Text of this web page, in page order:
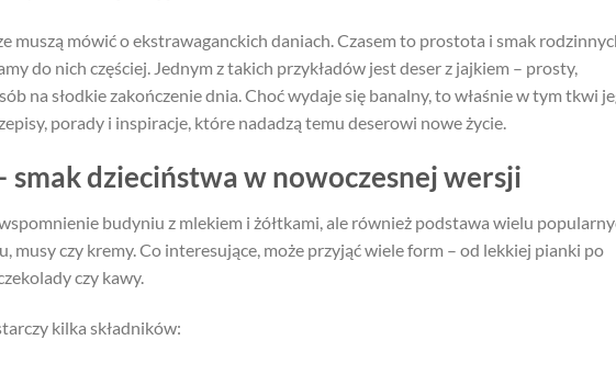
muszą mówić o ekstrawaganckich daniach. Czasem to prostota i smak
do nich częściej. Jednym z takich przykładów jest deser z jajkiem – prosty,
na słodkie zakończenie dnia. Choć wydaje się banalny, to właśnie w tym tkwi
porady i inspiracje, które nadadzą temu deserowi nowe życie.
smak dzieciństwa w nowoczesnej wersji
budyniu z mlekiem i żółtkami, ale również podstawa wielu
musy czy kremy. Co interesujące, może przyjąć wiele form – od lekkiej pianki po
czy kawy.
kilka składników: